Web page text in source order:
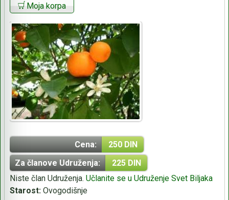
Moja korpa
Cena:
250 DIN
Za članove Udruženja:
225 DIN
Niste član Udruženja. Učlanite se u Udruženje Svet Biljaka
Starost: Ovogodišnje